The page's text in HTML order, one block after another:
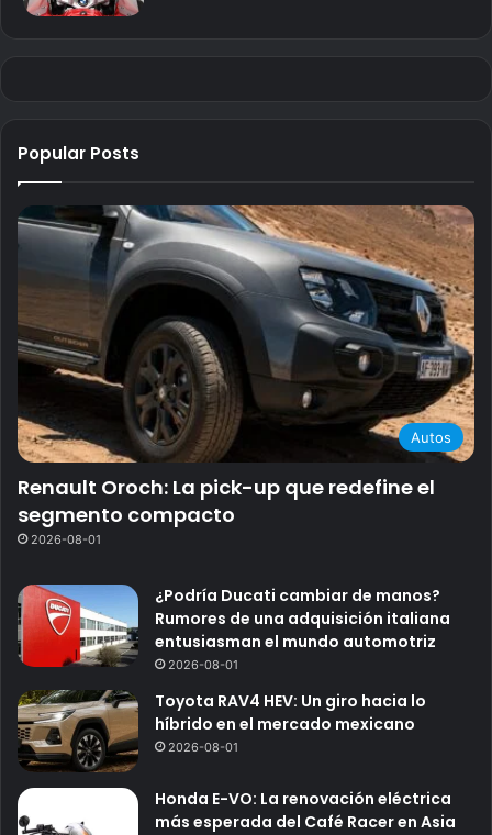
Popular Posts
Autos
Renault Oroch: La pick-up que redefine el
segmento compacto
2026-08-01
¿Podría Ducati cambiar de manos?
Rumores de una adquisición italiana
entusiasman el mundo automotriz
2026-08-01
Toyota RAV4 HEV: Un giro hacia lo
híbrido en el mercado mexicano
2026-08-01
Honda E-VO: La renovación eléctrica
más esperada del Café Racer en Asia